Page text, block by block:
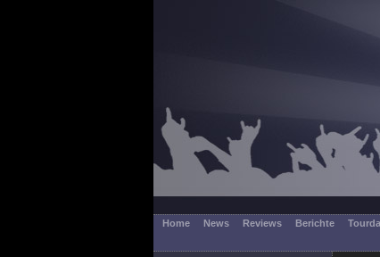
Home News Reviews Berichte